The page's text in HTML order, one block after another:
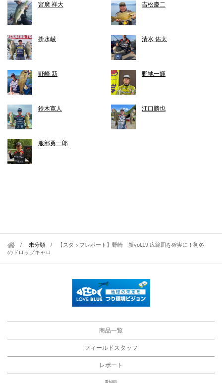
宮廣 祥大 吉松慶二
掛水崚 清水 佑太
野崎 新 野地一輝
鈴木寛人 江口勝也
服部勇一郎
未分類 /
【スタッフレポート】野崎 新vol.19 広範囲を確実に！初冬
のドロップキャロ
商品一覧
フィールドスタッフ
レポート